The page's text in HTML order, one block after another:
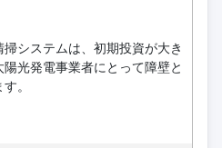
システムは、初期投資が大き
陽光発電事業者にとって障壁と
。